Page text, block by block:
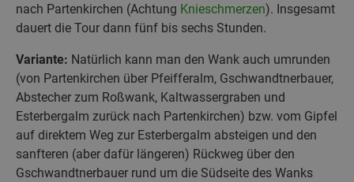
nach Partenkirchen (Achtung Knieschmerzen). Insgesamt
dauert die Tour dann fünf bis sechs Stunden.
Variante: Natürlich kann man den Wank auch umrunden
(von Partenkirchen über Pfeifferalm, Gschwandtnerbauer,
Abstecher zum Roßwank, Kaltwassergraben und
Esterbergalm zurück nach Partenkirchen) bzw. vom Gipfel
auf direktem Weg zur Esterbergalm absteigen und den
sanfteren (aber dafür längeren) Rückweg über den
Gschwandtnerbauer rund um die Südseite des Wanks